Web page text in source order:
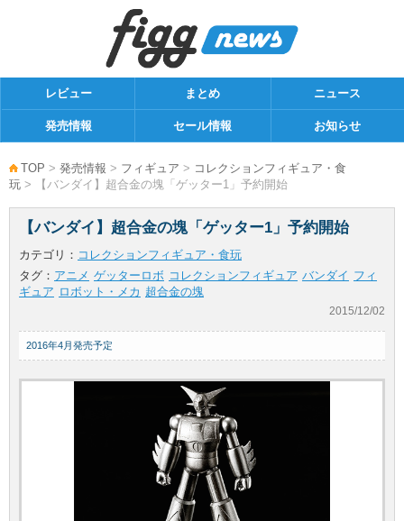
レビュー まとめ ニュース
発売情報 セール情報 お知らせ
TOP > 発売情報 > フィギュア > コレクションフィギュア・食
玩 > 【バンダイ】超合金の塊「ゲッター1」予約開始
【バンダイ】超合金の塊「ゲッター1」予約開始
カテゴリ： コレクションフィギュア・食玩
タグ： アニメ ゲッターロボ コレクションフィギュア バンダイ フィ
ギュア ロボット・メカ 超合金の塊
2015/12/02
2016年4月発売予定